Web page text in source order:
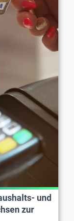
und
zur